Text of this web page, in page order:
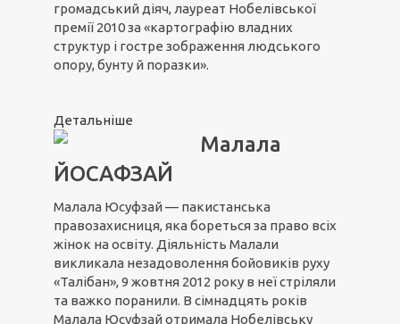
громадський діяч, лауреат Нобелівської
премії 2010 за «картографію владних
структур і гостре зображення людського
опору, бунту й поразки».
Детальніше
Малала
ЙОСАФЗАЙ
Малала Юсуфзай — пакистанська
правозахисниця, яка бореться за право всіх
жінок на освіту. Діяльність Малали
викликала незадоволення бойовиків руху
«Талібан», 9 жовтня 2012 року в неї стріляли
та важко поранили. В сімнадцять років
Малала Юсуфзай отримала Нобелівську